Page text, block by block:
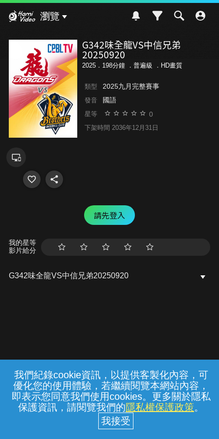
我們紀錄cookie資訊，以提供客製化內容，可
優化您的使用體驗，若繼續閱覽本網站內容，
即表示您同意我們使用cookies。更多關於隱私
保護資訊，請閱覽我們的隱私權保護政策。
瀏覽
G342味全龍VS中信兄弟
20250920
2025．198分鐘 ． 普遍級 ．HD畫質
類型 2025九月完整賽事
發音 國語
星等 0
下架時間 2036年12月31日
請先登入
我的星等
影片給分
G342味全龍VS中信兄弟20250920
常見問題 線上客服 服務條款 隱私權保護
中華電信股份有限公司個人家庭分公司
(統一編號：96979949) © 2026
{{notifyMsg}}